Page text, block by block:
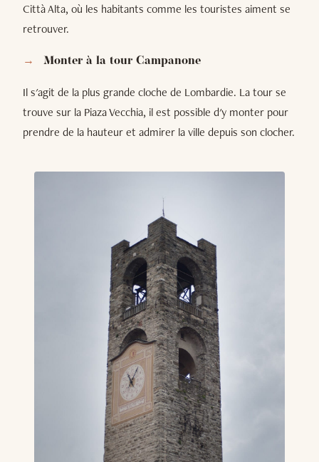
Città Alta, où les habitants comme les touristes aiment se
retrouver.
Monter à la tour Campanone
Il s'agit de la plus grande cloche de Lombardie. La tour se
trouve sur la Piaza Vecchia, il est possible d'y monter pour
prendre de la hauteur et admirer la ville depuis son clocher.